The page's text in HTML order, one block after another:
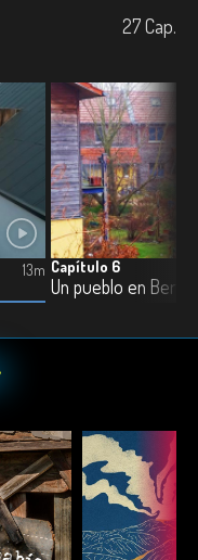
27Cap.
13m Capítulo 6
Un pueblo en